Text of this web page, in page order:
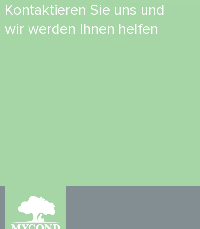
Kontaktieren Sie uns und
wir werden Ihnen helfen